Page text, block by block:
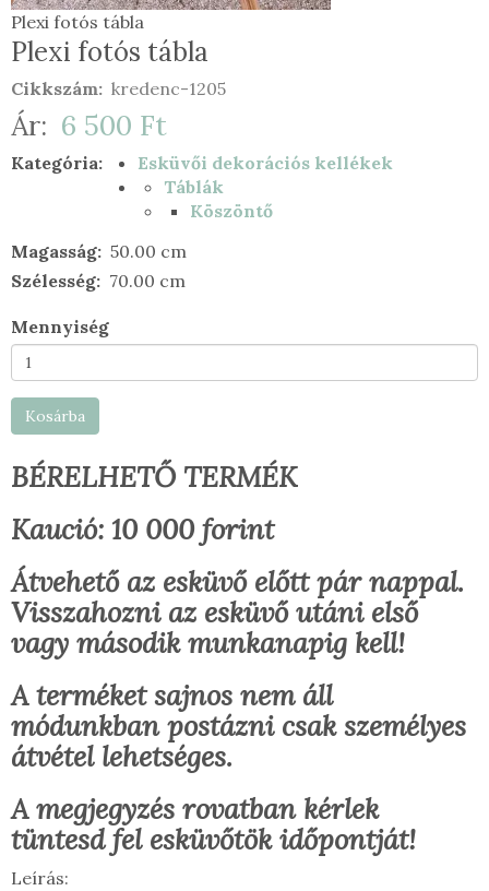
Plexi
fotós
Plexi fotós tábla
Plexi fotós tábla
Cikkszám kredenc-1205
Ár 6 500 Ft
Kategória
Esküvői dekorációs kellékek
Táblák
Köszöntő
Magasság 50.00 cm
Szélesség
70.00 cm
Mennyiség
Kosárba
BÉRELHETŐ TERMÉK
Kaució: 10 000 forint
Átvehető az esküvő előtt pár nappal.
Visszahozni az esküvő utáni első
vagy második munkanapig kell!
A terméket sajnos nem áll
módunkban postázni csak személyes
átvétel lehetséges.
A megjegyzés rovatban kérlek
tüntesd fel esküvőtök időpontját!
Leírás: